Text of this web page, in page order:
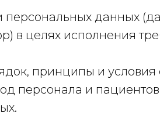
персональных данных
в целях исполнения
принципы и
персонала и